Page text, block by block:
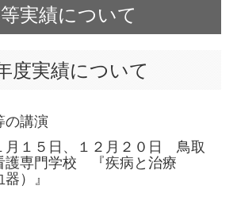
実績について
度実績について
の講演
日、１２月２０日 鳥取
護専門学校 『疾病と治療
）』